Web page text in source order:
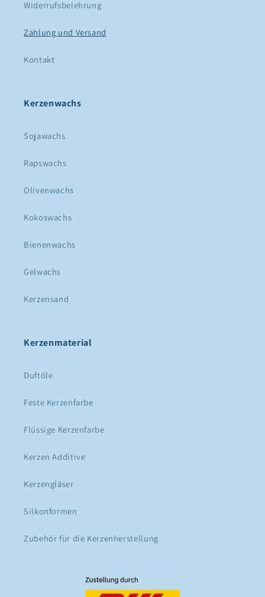
Widerrufsbelehrung
Zahlung und Versand
Kontakt
Kerzenwachs
Sojawachs
Rapswachs
Olivenwachs
Kokoswachs
Bienenwachs
Gelwachs
Kerzensand
Kerzenmaterial
Duftöle
Feste Kerzenfarbe
Flüssige Kerzenfarbe
Kerzen Additive
Kerzengläser
Silkonformen
Zubehör für die Kerzenherstellung